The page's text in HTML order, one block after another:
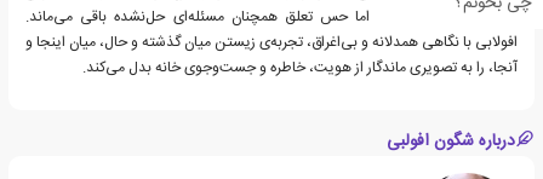
مرزها جابه‌جا می‌شوند، اما حس تعلق همچنان مسئله‌ای حل‌نشده باقی می‌ماند.
افولابی با نگاهی همدلانه و بی‌اغراق، تجربه‌ی زیستن میان گذشته و حال، میان اینجا و
آنجا، را به تصویری ماندگار از هویت، خاطره و جست‌وجوی خانه بدل می‌کند.
درباره شگون افولبی